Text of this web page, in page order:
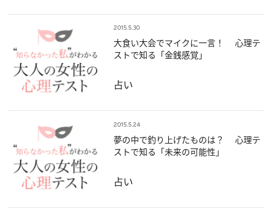
2015.5.30
大食い大会でマイクに一言！ 心理テ
ストで知る「金銭感覚」
占い
2015.5.24
夢の中で釣り上げたものは？ 心理テ
ストで知る「未来の可能性」
占い